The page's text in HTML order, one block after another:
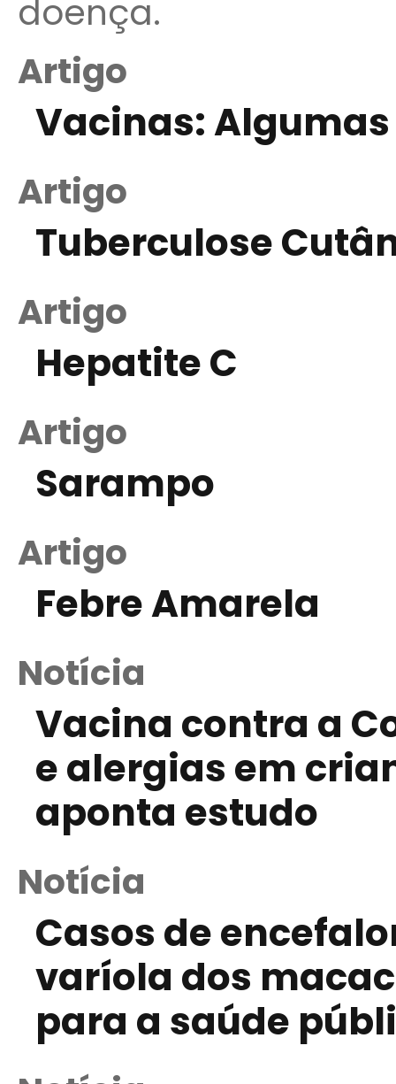
doença.
Artigo
Vacinas:
Artigo
Tuberculose
Artigo
Hepatite C
Artigo
Sarampo
Artigo
Febre Amarela
Notícia
Vacina contra a
e alergias em
aponta estudo
Notícia
Casos de
varíola dos
para a saúde